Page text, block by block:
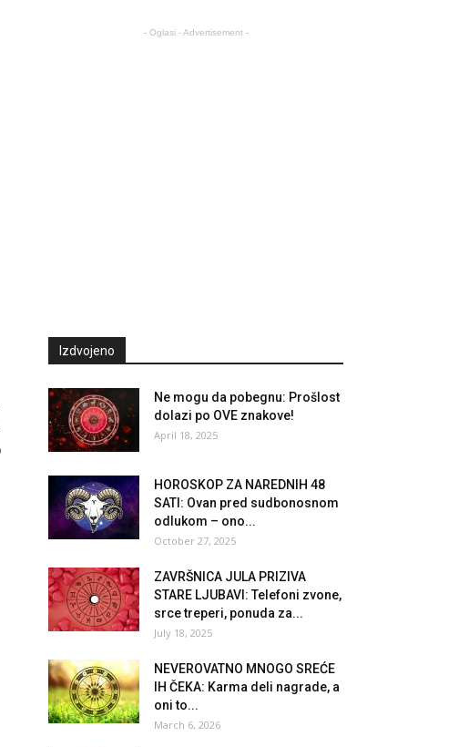
- Oglasi - Advertisement -
Izdvojeno
Ne mogu da pobegnu: Prošlost
dolazi po OVE znakove!
April 18, 2025
HOROSKOP ZA NAREDNIH 48
SATI: Ovan pred sudbonosnom
odlukom – ono...
October 27, 2025
ZAVRŠNICA JULA PRIZIVA
STARE LJUBAVI: Telefoni zvone,
srce treperi, ponuda za...
July 18, 2025
NEVEROVATNO MNOGO SREĆE
IH ČEKA: Karma deli nagrade, a
oni to...
March 6, 2026